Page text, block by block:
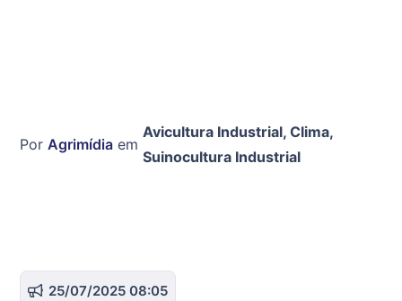
Por Agrimídia em
Avicultura Industrial, Clima,
Suinocultura Industrial
25/07/2025 08:05